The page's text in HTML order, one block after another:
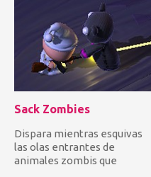
Sack Zombies
Dispara mientras esquivas
las olas entrantes de
animales zombis que